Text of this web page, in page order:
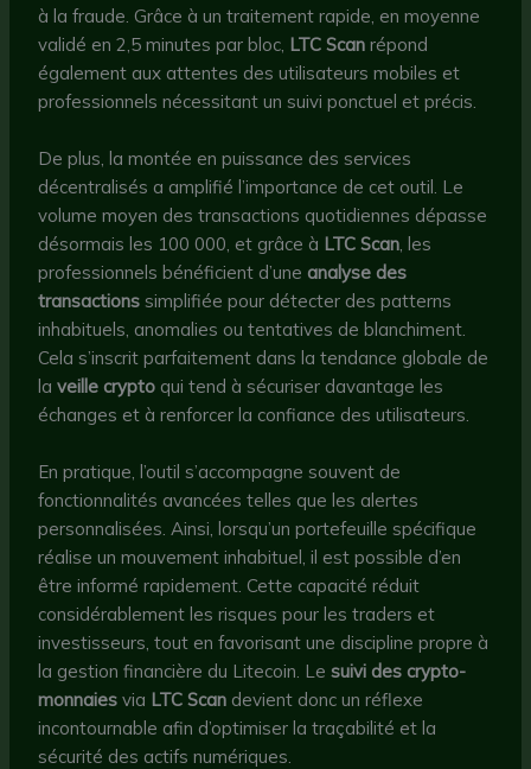
à la fraude. Grâce à un traitement rapide, en moyenne
validé en 2,5 minutes par bloc, LTC Scan répond
également aux attentes des utilisateurs mobiles et
professionnels nécessitant un suivi ponctuel et précis.
De plus, la montée en puissance des services
décentralisés a amplifié l’importance de cet outil. Le
volume moyen des transactions quotidiennes dépasse
désormais les 100 000, et grâce à LTC Scan, les
professionnels bénéficient d’une analyse des
transactions simplifiée pour détecter des patterns
inhabituels, anomalies ou tentatives de blanchiment.
Cela s’inscrit parfaitement dans la tendance globale de
laveille crypto qui tend à sécuriser davantage les
échanges et à renforcer la confiance des utilisateurs.
En pratique, l’outil s’accompagne souvent de
fonctionnalités avancées telles que les alertes
personnalisées. Ainsi, lorsqu’un portefeuille spécifique
réalise un mouvement inhabituel, il est possible d’en
être informé rapidement. Cette capacité réduit
considérablement les risques pour les traders et
investisseurs, tout en favorisant une discipline propre à
la gestion financière du Litecoin. Lesuivi des crypto-
monnaies via LTC Scan devient donc un réflexe
incontournable afin d’optimiser la traçabilité et la
sécurité des actifs numériques.